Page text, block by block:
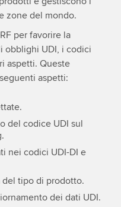
zone del mondo.
per favorire la
obblighi UDI, i codici
aspetti. Queste
aspetti:
del codice UDI sul
nei codici UDI-DI e
del tipo di prodotto.
dei dati UDI.